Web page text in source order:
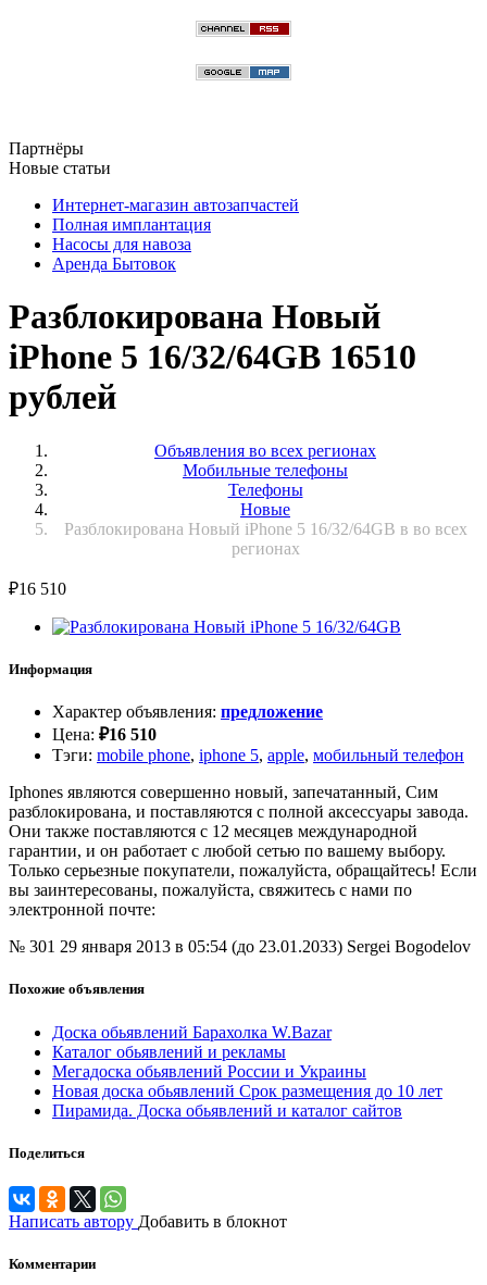
Партнёры
Новые статьи
Интернет-магазин автозапчастей
Полная имплантация
Насосы для навоза
Аренда Бытовок
Разблокирована Новый
iPhone 5 16/32/64GB 16510
рублей
Объявления во всех регионах
Мобильные телефоны
Телефоны
Новые
Разблокирована Новый iPhone 5 16/32/64GB в во всех
регионах
₽16 510
Информация
Характер объявления: предложение
Цена: ₽16 510
Тэги: mobile phone, iphone 5, apple, мобильный телефон
Iphones являются совершенно новый, запечатанный, Сим
разблокирована, и поставляются с полной аксессуары завода.
Они также поставляются с 12 месяцев международной
гарантии, и он работает с любой сетью по вашему выбору.
Только серьезные покупатели, пожалуйста, обращайтесь! Если
вы заинтересованы, пожалуйста, свяжитесь с нами по
электронной почте:
№ 301 29 января 2013 в 05:54 (до 23.01.2033) Sergei Bogodelov
Похожие объявления
Доска обьявлений Барахолка W.Bazar
Каталог обьявлений и рекламы
Мегадоска обьявлений России и Украины
Новая доска обьявлений Срок размещения до 10 лет
Пирамида. Доска обьявлений и каталог сайтов
Поделиться
Написать автору Добавить в блокнот
Комментарии